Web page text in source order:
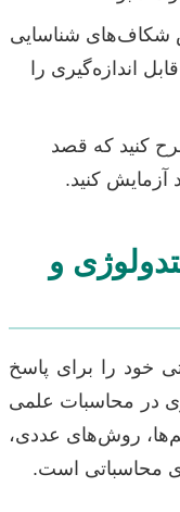
شکاف‌های شناسایی
اندازه‌گیری را
کنید که قصد
آزمایش کنید.
و
خود را برای پاسخ
در محاسبات علمی
روش‌های عددی،
محاسباتی است.